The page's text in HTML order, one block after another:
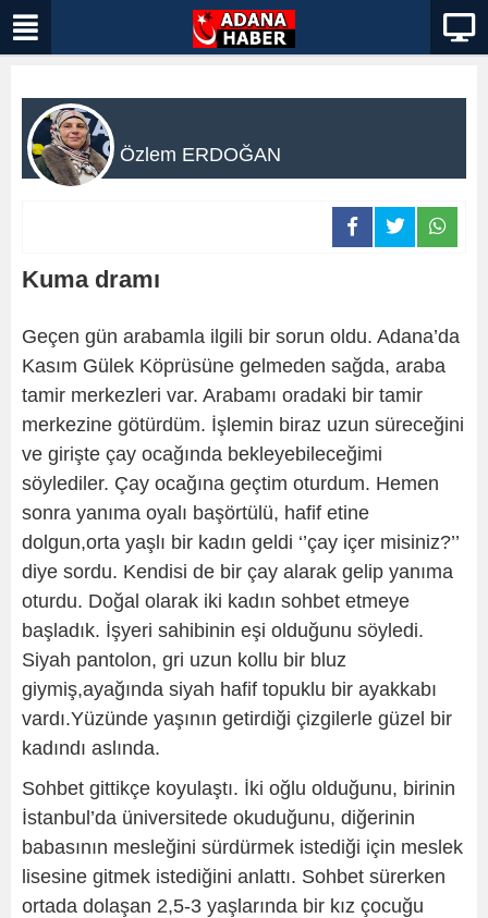
Özlem ERDOĞAN
Kuma dramı
Geçen gün arabamla ilgili bir sorun oldu. Adana’da
Kasım Gülek Köprüsüne gelmeden sağda, araba
tamir merkezleri var. Arabamı oradaki bir tamir
merkezine götürdüm. İşlemin biraz uzun süreceğini
ve girişte çay ocağında bekleyebileceğimi
söylediler. Çay ocağına geçtim oturdum. Hemen
sonra yanıma oyalı başörtülü, hafif etine
dolgun,orta yaşlı bir kadın geldi ‘’çay içer misiniz?’’
diye sordu. Kendisi de bir çay alarak gelip yanıma
oturdu. Doğal olarak iki kadın sohbet etmeye
başladık. İşyeri sahibinin eşi olduğunu söyledi.
Siyah pantolon, gri uzun kollu bir bluz
giymiş,ayağında siyah hafif topuklu bir ayakkabı
vardı.Yüzünde yaşının getirdiği çizgilerle güzel bir
kadındı aslında.
Sohbet gittikçe koyulaştı. İki oğlu olduğunu, birinin
İstanbul’da üniversitede okuduğunu, diğerinin
babasının mesleğini sürdürmek istediği için meslek
lisesine gitmek istediğini anlattı. Sohbet sürerken
ortada dolaşan 2,5-3 yaşlarında bir kız çocuğu